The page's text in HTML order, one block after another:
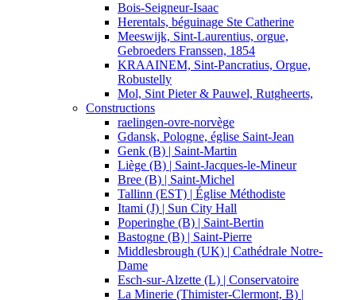
Bois-Seigneur-Isaac
Herentals, béguinage Ste Catherine
Meeswijk, Sint-Laurentius, orgue,
Gebroeders Franssen, 1854
KRAAINEM, Sint-Pancratius, Orgue,
Robustelly
Mol, Sint Pieter & Pauwel, Rutgheerts,
Constructions
raelingen-ovre-norvège
Gdansk, Pologne, église Saint-Jean
Genk (B) | Saint-Martin
Liège (B) | Saint-Jacques-le-Mineur
Bree (B) | Saint-Michel
Tallinn (EST) | Église Méthodiste
Itami (J) | Sun City Hall
Poperinghe (B) | Saint-Bertin
Bastogne (B) | Saint-Pierre
Middlesbrough (UK) | Cathédrale Notre-
Dame
Esch-sur-Alzette (L) | Conservatoire
La Minerie (Thimister-Clermont, B) |